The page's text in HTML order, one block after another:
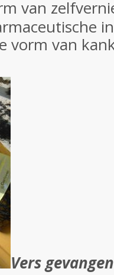
van
vorm van
Vers